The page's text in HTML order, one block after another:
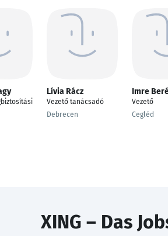
Lívia Rácz
Vezető tanácsadó
Debrecen
Imre
Vezető
Cegléd
XING – Das